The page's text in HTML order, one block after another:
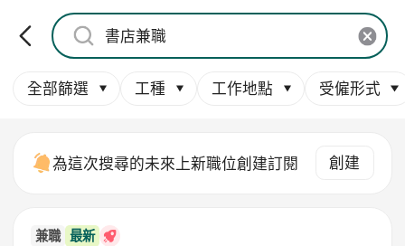
全部篩選 工種 工作地點 受僱形式
為這次搜尋的未來上新職位創建訂閱 創建
兼職 最新